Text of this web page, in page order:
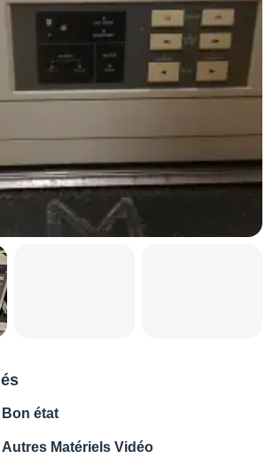
Bon état
Autres Matériels Vidéo